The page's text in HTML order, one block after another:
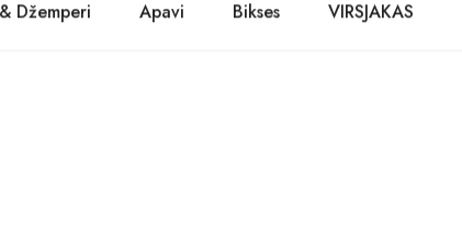
PASŪTĪT TŪLĪT! Prece tiks piegādāta 1-3 dienu laikā.
Džemperi Apavi Bikses VIRSJAKAS